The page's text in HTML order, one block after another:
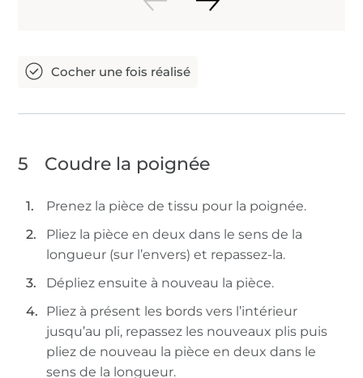
5 Coudre la poignée
Prenez la pièce de tissu pour la poignée.
Pliez la pièce en deux dans le sens de la
longueur (sur l’envers) et repassez-la.
Dépliez ensuite à nouveau la pièce.
Pliez à présent les bords vers l’intérieur
jusqu’au pli, repassez les nouveaux plis puis
pliez de nouveau la pièce en deux dans le
sens de la longueur.